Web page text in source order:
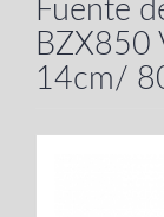
Fuente
14cm/